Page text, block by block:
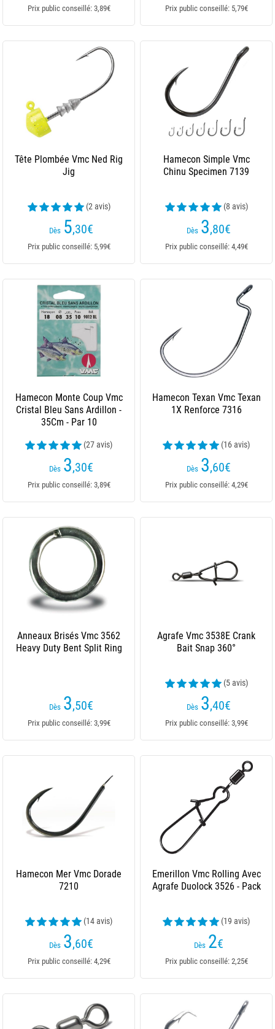
Prix public conseillé: 3,89€ Prix public conseillé: 5,79€
Tête Plombée Vmc Ned Rig
Jig
(2 avis)
Dès 5,30€
Prix public conseillé: 5,99€
Hamecon Simple Vmc
Chinu Specimen 7139
(8 avis)
Dès 3,80€
Prix public conseillé: 4,49€
Hamecon Monte Coup Vmc
Cristal Bleu Sans Ardillon -
35Cm - Par 10
(27 avis)
Dès 3,30€
Prix public conseillé: 3,89€
Hamecon Texan Vmc Texan
1X Renforce 7316
(16 avis)
Dès 3,60€
Prix public conseillé: 4,29€
Anneaux Brisés Vmc 3562
Heavy Duty Bent Split Ring
Dès 3,50€
Prix public conseillé: 3,99€
Agrafe Vmc 3538E Crank
Bait Snap 360°
(5 avis)
Dès 3,40€
Prix public conseillé: 3,99€
Hamecon Mer Vmc Dorade
7210
(14 avis)
Dès 3,60€
Prix public conseillé: 4,29€
Emerillon Vmc Rolling Avec
Agrafe Duolock 3526 - Pack
(19 avis)
Dès 2€
Prix public conseillé: 2,25€